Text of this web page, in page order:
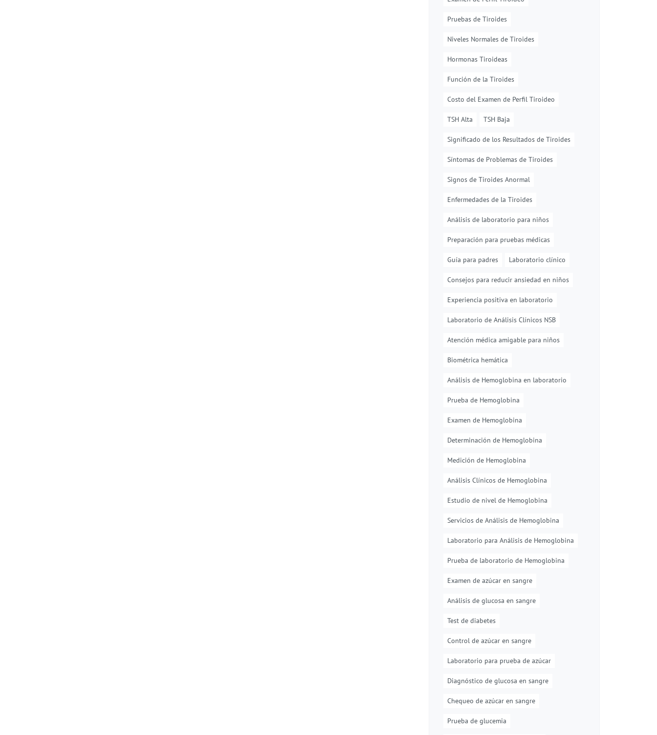
Pruebas de Tiroides
Niveles Normales de Tiroides
Hormonas Tiroideas
Función de la Tiroides
Costo del Examen de Perfil Tiroideo
TSH Alta TSH Baja
Significado de los Resultados de Tiroides
Síntomas de Problemas de Tiroides
Signos de Tiroides Anormal
Enfermedades de la Tiroides
Análisis de laboratorio para niños
Preparación para pruebas médicas
Guía para padres Laboratorio clínico
Consejos para reducir ansiedad en niños
Experiencia positiva en laboratorio
Laboratorio de Análisis Clínicos NSB
Atención médica amigable para niños
Biométrica hemática
Análisis de Hemoglobina en laboratorio
Prueba de Hemoglobina
Examen de Hemoglobina
Determinación de Hemoglobina
Medición de Hemoglobina
Análisis Clínicos de Hemoglobina
Estudio de nivel de Hemoglobina
Servicios de Análisis de Hemoglobina
Laboratorio para Análisis de Hemoglobina
Prueba de laboratorio de Hemoglobina
Examen de azúcar en sangre
Análisis de glucosa en sangre
Test de diabetes
Control de azúcar en sangre
Laboratorio para prueba de azúcar
Diagnóstico de glucosa en sangre
Chequeo de azúcar en sangre
Prueba de glucemia